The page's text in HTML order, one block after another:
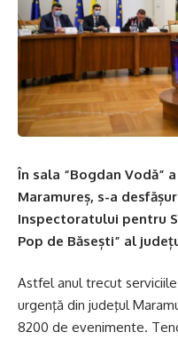
În sala “Bogdan Vodă”
Maramureș, s-a
Inspectoratului pentru
Pop de Băsești” al
Astfel anul trecut
urgenţă din judeţul
8200 de evenimente.